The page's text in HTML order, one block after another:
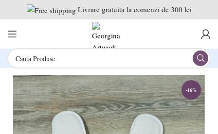
Livrare gratuita la comenzi de 300 lei
-16%